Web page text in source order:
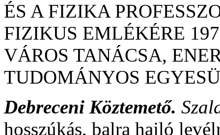
ÉS A FIZIKA
FIZIKUS EMLÉKÉRE
VÁROS TANÁCSA,
TUDOMÁNYOS
Debreceni Köztemető.
hosszúkás, balra hajló